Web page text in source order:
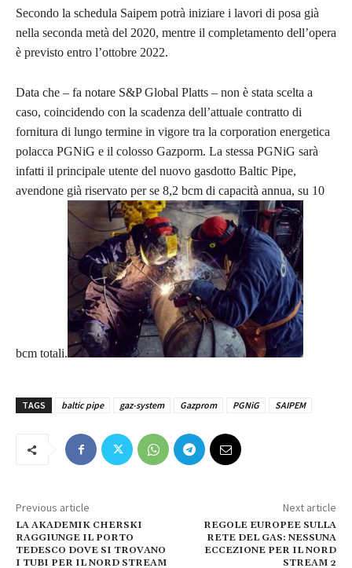
Secondo la schedula Saipem potrà iniziare i lavori di posa già
nella seconda metà del 2020, mentre il completamento dell’opera
è previsto entro l’ottobre 2022.
Data che – fa notare S&P Global Platts – non è stata scelta a
caso, coincidendo con la scadenza dell’attuale contratto di
fornitura di lungo termine in vigore tra la corporation energetica
polacca PGNiG e il colosso Gazporm. La stessa PGNiG sarà
infatti il principale utente del nuovo gasdotto Baltic Pipe,
avendone già riservato per se 8,2 bcm di capacità annua, su 10
bcm totali.
TAGS baltic pipe gaz-system Gazprom PGNiG SAIPEM
Previous article
LA AKADEMIK CHERSKI
RAGGIUNGE IL PORTO
TEDESCO DOVE SI TROVANO
I TUBI PER IL NORD STREAM
Next article
REGOLE EUROPEE SULLA
RETE DEL GAS: NESSUNA
ECCEZIONE PER IL NORD
STREAM 2